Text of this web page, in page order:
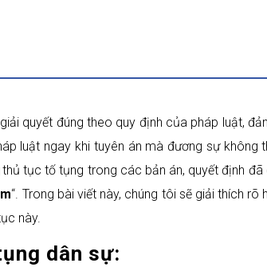
quyết đúng theo quy định của pháp luật,
luật ngay khi tuyên án mà đương sự không
tục tố tụng trong các bản án, quyết định đã
“. Trong bài viết này, chúng tôi sẽ giải thích rõ
này.
dân sự: